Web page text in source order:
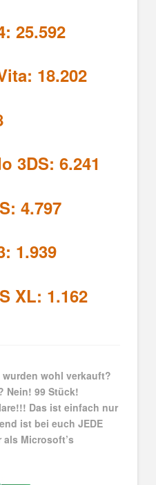
25.592
18.202
3DS: 6.241
4.797
1.939
XL: 1.162
wurden wohl verkauft?
Nein! 99 Stück!
Das ist einfach nur
ist bei euch JEDE
Microsoft’s